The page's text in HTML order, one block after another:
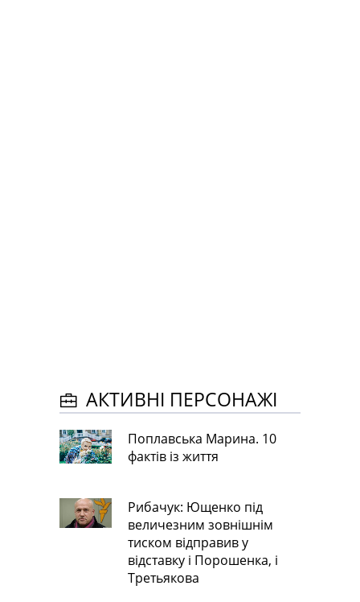
АКТИВНІ ПЕРСОНАЖІ
Поплавська Марина. 10
фактів із життя
Рибачук: Ющенко під
величезним зовнішнім
тиском відправив у
відставку і Порошенка, і
Третьякова